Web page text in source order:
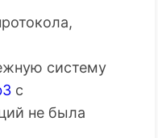
систему
с
не была